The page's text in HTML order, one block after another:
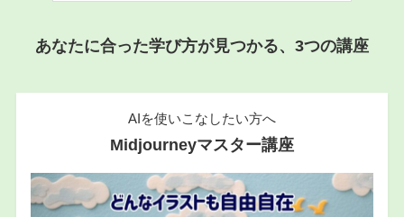
あなたに合った学び方が見つかる、3つの講座
AIを使いこなしたい方へ
Midjourneyマスター講座